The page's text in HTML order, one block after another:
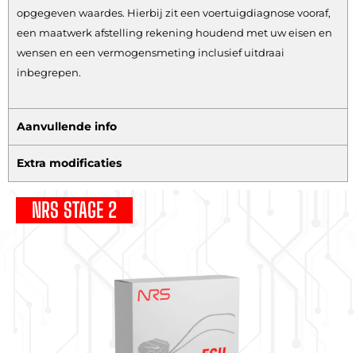
opgegeven waardes. Hierbij zit een voertuigdiagnose vooraf,
een maatwerk afstelling rekening houdend met uw eisen en
wensen en een vermogensmeting inclusief uitdraai
inbegrepen.
Aanvullende info
Extra modificaties
NRS STAGE 2